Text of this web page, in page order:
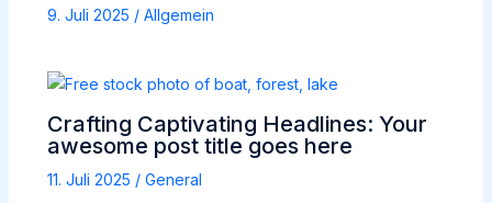
9. Juli 2025 / Allgemein
Crafting Captivating Headlines: Your
awesome post title goes here
11. Juli 2025 / General